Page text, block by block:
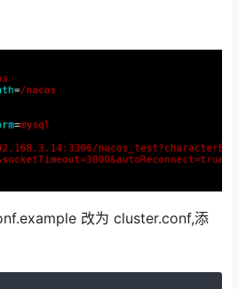
改为 cluster.conf,添